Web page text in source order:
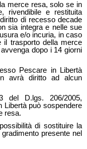
merce resa, solo se in
rivendibile e restituita
di recesso decade
sia integra e nelle sue
e/o incuria, in caso
il trasporto della merce
dopo i 14 giorni
Pescare in Libertà
avrà diritto ad alcun
del D.lgs. 206/2005,
Libertà può sospendere
resa.
di sostituire la
presente nel